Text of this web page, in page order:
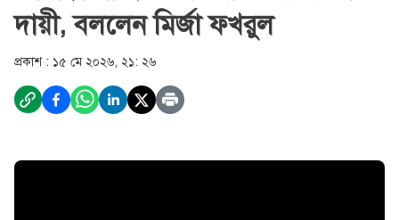
দায়ী, বললেন মির্জা ফখরুল
প্রকাশ : ১৫ মে ২০২৬, ২১: ২৬